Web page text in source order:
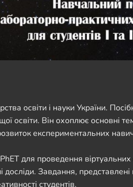
освіти і науки України.
освіти. Він охоплює основні
експериментальних
для проведення
Завдання, представлені
студентів.